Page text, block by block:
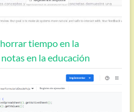
tiempo en la
en la educación